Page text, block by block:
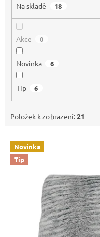
Na skladě 18
Akce 0
Novinka 6
Tip 6
Položek k zobrazení:21
V
p
Novinka
Tip